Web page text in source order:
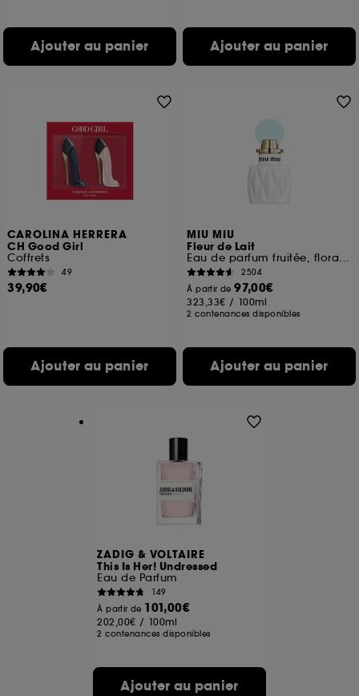
Ajouter au panier Ajouter au panier
CAROLINA HERRERA
CH Good Girl
Coffrets
49
39,90€
Ajouter au panier
MIU MIU
Fleur de Lait
Eau de parfum fruitée, florale et ambrée pour femme
2504
À partir de97,00€
323,33€ / 100ml
2 contenances disponibles
Ajouter au panier
ZADIG & VOLTAIRE
This Is Her! Undressed
Eau de Parfum
149
À partir de 101,00€
202,00€ / 100ml
2 contenances disponibles
Ajouter au panier